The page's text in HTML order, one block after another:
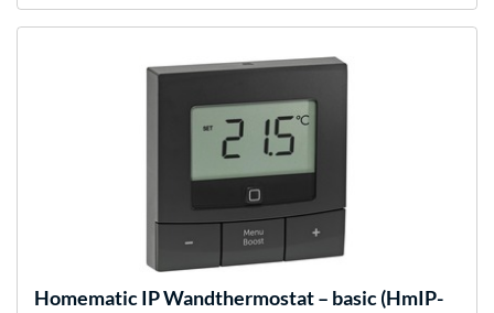
Homematic IPWandthermostat – basic (HmIP-